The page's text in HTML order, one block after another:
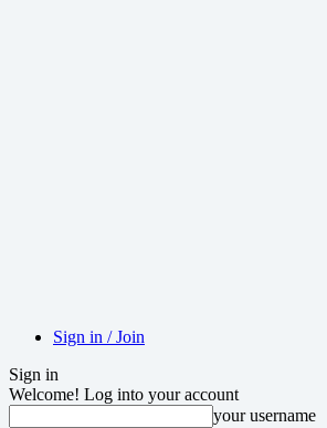
Sign in / Join
Sign in
Welcome! Log into your account
your username